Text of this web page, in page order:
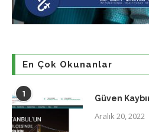
En Çok Okunanlar
1 Güven
Aralık 20, 2022